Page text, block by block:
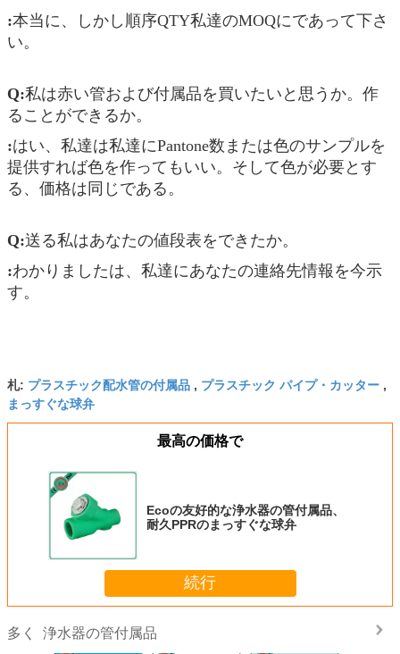
:本当に、しかし順序QTY私達のMOQにであって下さ
い。
Q:私は赤い管および付属品を買いたいと思うか。作
ることができるか。
:はい、私達は私達にPantone数または色のサンプルを
提供すれば色を作ってもいい。そして色が必要とす
る、価格は同じである。
Q:送る私はあなたの値段表をできたか。
:わかりましたは、私達にあなたの連絡先情報を今示
す。
札: プラスチック配水管の付属品 , プラスチック パイプ・カッター ,
まっすぐな球弁
最高の価格で
Ecoの友好的な浄水器の管付属品、
耐久PPRのまっすぐな球弁
続行
多く 浄水器の管付属品